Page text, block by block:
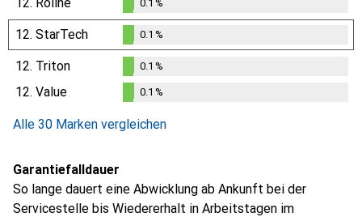
0.1%
0.1 %
12. StarTech
0.1%
0.1 %
12. Triton
%
0.1 %
12. Value 0.1 %
Alle 30 Marken vergleichen
Garantiefalldauer
So lange dauert eine Abwicklung ab Ankunft bei der
Servicestelle bis Wiedererhalt in Arbeitstagen im